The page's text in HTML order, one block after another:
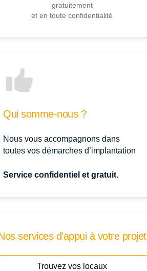
gratuitement
et en toute confidentialité
Qui somme-nous ?
Nous vous accompagnons dans
toutes vos démarches d’implantation
Service confidentiel et gratuit.
services d'appui à votre projet
Trouvez vos locaux